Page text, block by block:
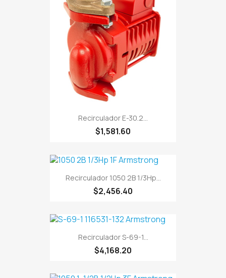
Recirculador E-30.2...
$1,581.60
Recirculador 1050 2B 1/3Hp...
$2,456.40
Recirculador S-69-1...
$4,168.20